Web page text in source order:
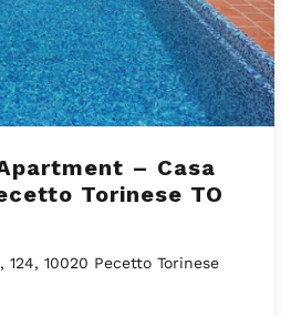
– Casa
Torinese TO
124, 10020 Pecetto Torinese